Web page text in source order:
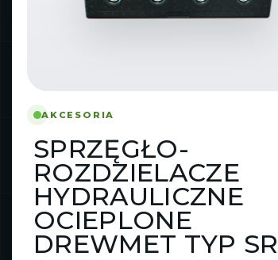
AKCESORIA
SPRZĘGŁO-
ROZDZIELACZE
HYDRAULICZNE
OCIEPLONE
DREWMET TYP SR